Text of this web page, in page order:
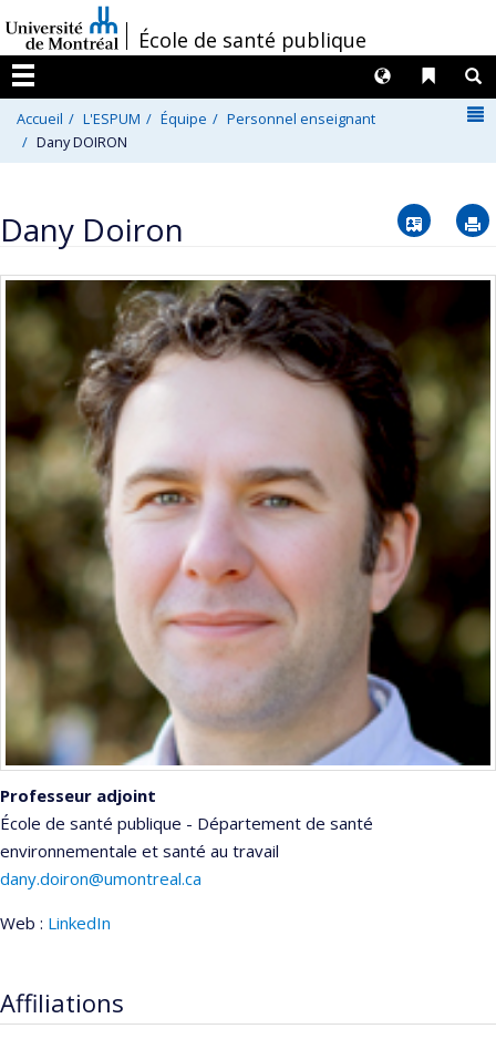
au
contenu
/École de santé publique
Menu
Liens
Langues
Accueil L'ESPUM Équipe
Personnel enseignant
Dany DOIRON
Dany Doiron Vcard
Professeur adjoint
École de santé publique - Département de santé
environnementale et santé au travail
dany.doiron@umontreal.ca
Web : LinkedIn
Affiliations